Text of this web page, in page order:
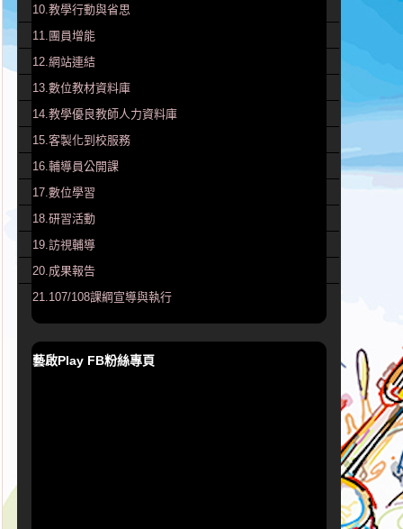
10.教學行動與省思
11.團員增能
12.網站連結
13.數位教材資料庫
14.教學優良教師人力資料庫
15.客製化到校服務
16.輔導員公開課
17.數位學習
18.研習活動
19.訪視輔導
20.成果報告
21.107/108課綱宣導與執行
藝啟Play FB粉絲專頁